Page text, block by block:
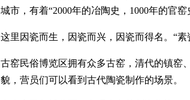
城市，有着“2000年的冶陶史，1000年的官窑
这里因瓷而生，因瓷而兴，因瓷而得名。“
古窑民俗博览区拥有众多古窑，清代的镇窑
貌，营员们可以看到古代陶瓷制作的场景。